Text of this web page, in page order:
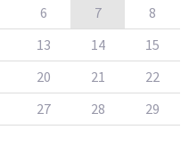
6 7
8
13 14
15
20 21
22
27 28
29